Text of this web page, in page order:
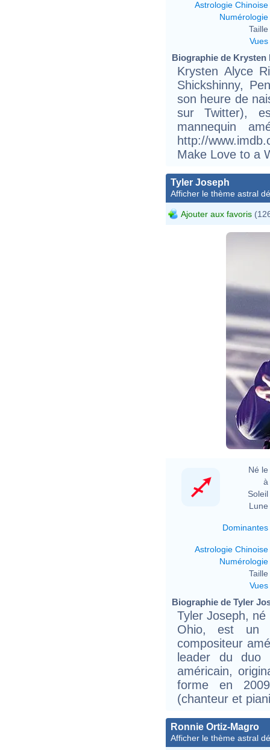
Astrologie Chinoise
Numérologie
Taille
Vues
Biographie de Krysten
Krysten Alyce
Shickshinny,
son heure de
sur Twitter),
mannequin
http://
Make Love to a
Tyler Joseph
Afficher le thème astral
Ajouter aux favoris
Né le
à
Soleil
Lune
Dominantes
Astrologie Chinoise
Numérologie
Taille
Vues
Biographie de Tyler
Tyler Joseph,
Ohio, est un
compositeur
leader du duo
américain,
forme en
(chanteur et
Ronnie Ortiz-Magro
Afficher le thème astral